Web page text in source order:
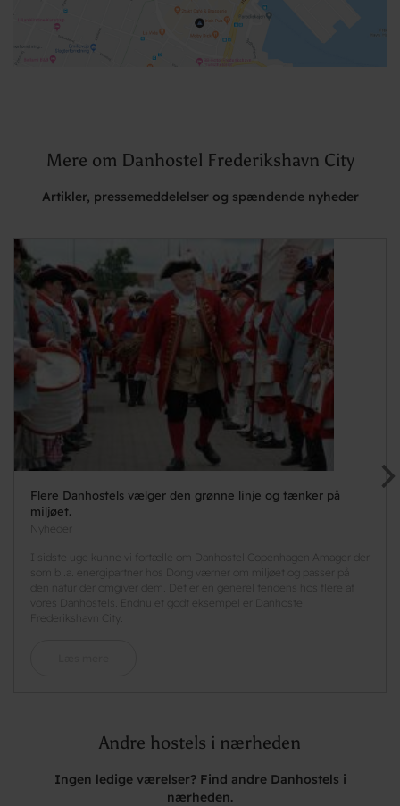
Mere om Danhostel Frederikshavn City
Artikler, pressemeddelelser og spændende nyheder
Flere Danhostels vælger den grønne linje og tænker på
miljøet.
I sidste uge kunne vi fortælle om Danhostel Copenhagen Amager der
som bl.a. energipartner hos Dong værner om miljøet og passer på
den natur der omgiver dem. Det er en generel tendens hos flere af
vores Danhostels. Endnu et godt eksempel er Danhostel
Frederikshavn City.
Andre hostels i nærheden
Ingen ledige værelser? Find andre Danhostels i
nærheden.